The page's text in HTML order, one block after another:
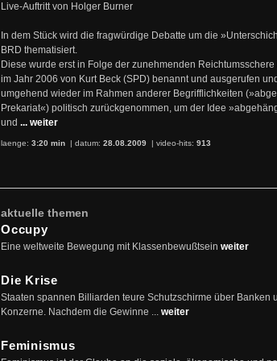
Live-Auftritt von Holger Burner
In dem Stück wird die fragwürdige Debatte um die
BRD thematisiert.
Diese wurde erst in Folge der zunehmenden Reichtumsschere
im Jahr 2006 von Kurt Beck (SPD) benannt und ausgerufen
umgehend wieder im Rahmen anderer Begrifflichkeiten
Prekariat«) politisch zurückgenommen, um der Idee
und ... weiter
laenge: 3:20 min | datum: 28.08.2009 | video-hits: 913
aktuelle themen
Occupy
Eine weltweite Bewegung mit Klassenbewußtsein weiter
Die Krise
Staaten spannen Billiarden teure Schutzschirme über Banken
Konzerne. Nachdem die Gewinne ... weiter
Feminismus